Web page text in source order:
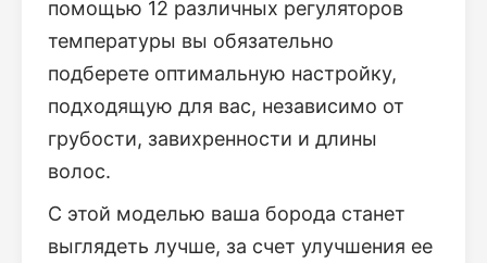
помощью 12 различных регуляторов
температуры вы обязательно
подберете оптимальную настройку,
подходящую для вас, независимо от
грубости, завихренности и длины
волос.
С этой моделью ваша борода станет
выглядеть лучше, за счет улучшения ее